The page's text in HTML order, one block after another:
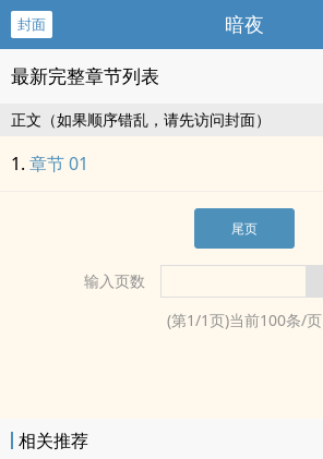
封面 暗夜
最新完整章节列表
正文（如果顺序错乱，请先访问封面）
章节 01
尾页
输入页数
(第1/1页)当前100条/页
相关推荐